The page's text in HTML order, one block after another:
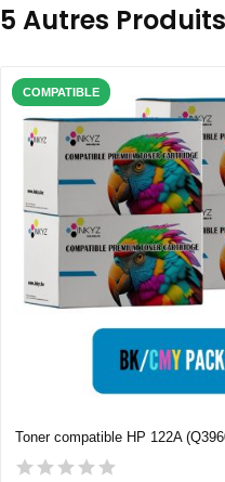
5 Autres
COMPATIBLE
Toner compatible HP 122A